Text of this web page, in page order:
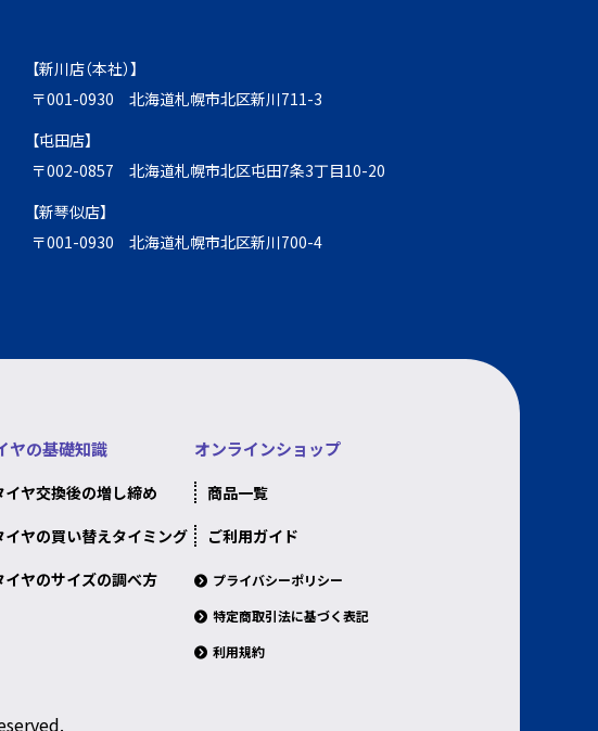
【新川店（本社）】
〒001-0930 北海道札幌市北区新川711-3
【屯田店】
〒002-0857 北海道札幌市北区屯田7条3丁目10-20
【新琴似店】
〒001-0930 北海道札幌市北区新川700-4
ヤの基礎知識
イヤ交換後の増し締め
イヤの買い替えタイミング
イヤのサイズの調べ方
オンラインショップ
商品一覧
ご利用ガイド
プライバシーポリシー
特定商取引法に基づく表記
利用規約